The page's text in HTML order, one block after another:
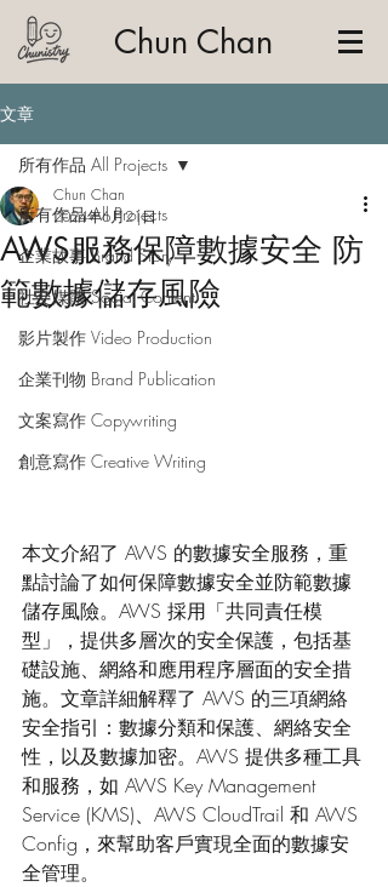
Chun Chan
文章
所有作品 All Projects
企業故事 Brand Story
社交媒體 Social Content
影片製作 Video Production
企業刊物 Brand Publication
文案寫作 Copywriting
創意寫作 Creative Writing
所有作品 All Projects
AWS服務保障數據安全 防
範數據儲存風險
Chun Chan
2024年6月21日
本文介紹了 AWS 的數據安全服務，重
點討論了如何保障數據安全並防範數據
儲存風險。AWS 採用「共同責任模
型」，提供多層次的安全保護，包括基
礎設施、網絡和應用程序層面的安全措
施。文章詳細解釋了 AWS 的三項網絡
安全指引：數據分類和保護、網絡安全
性，以及數據加密。AWS 提供多種工具
和服務，如 AWS Key Management
Service (KMS)、AWS CloudTrail 和 AWS
Config，來幫助客戶實現全面的數據安
全管理。